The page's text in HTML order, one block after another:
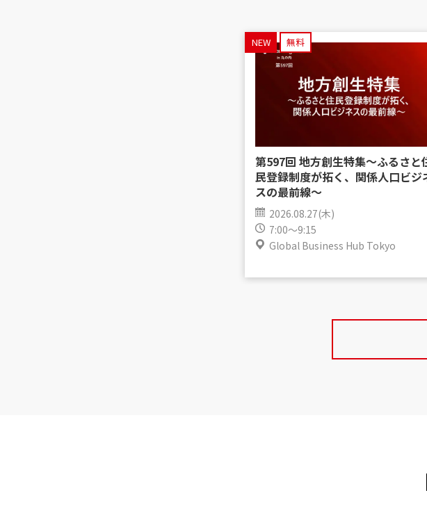
NEW 無料
第597回 地方創生特集〜ふるさと
民登録制度が拓く、関係人口ビジ
スの最前線〜
2026.08.27(木)
7:00～9:15
Global Business Hub Tokyo